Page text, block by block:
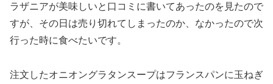
ラザニアが美味しいと口コミに書いてあったのを見たので
すが、その日は売り切れてしまったのか、なかったので次
行った時に食べたいです。
注文したオニオングラタンスープはフランスパンに玉ねぎ